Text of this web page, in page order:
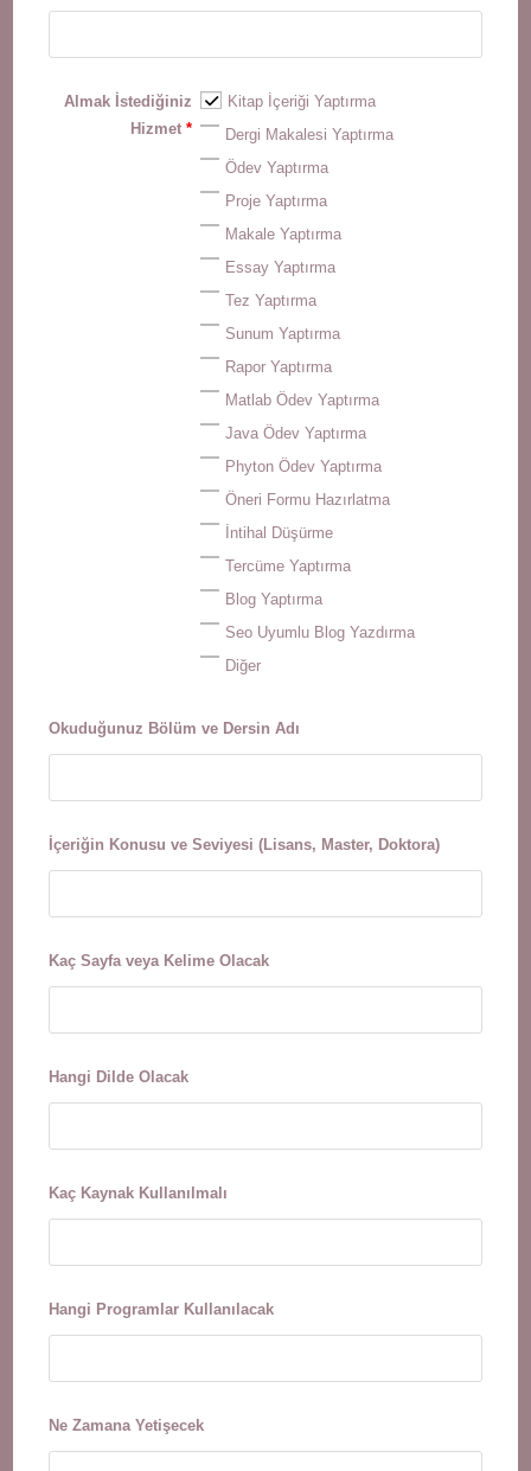
Almak İstediğiniz
Hizmet *
Kitap İçeriği Yaptırma
Dergi Makalesi Yaptırma
Ödev Yaptırma
Proje Yaptırma
Makale Yaptırma
Essay Yaptırma
Tez Yaptırma
Sunum Yaptırma
Rapor Yaptırma
Matlab Ödev Yaptırma
Java Ödev Yaptırma
Phyton Ödev Yaptırma
Öneri Formu Hazırlatma
İntihal Düşürme
Tercüme Yaptırma
Blog Yaptırma
Seo Uyumlu Blog Yazdırma
Diğer
Okuduğunuz Bölüm ve Dersin Adı
İçeriğin Konusu ve Seviyesi (Lisans, Master, Doktora)
Kaç Sayfa veya Kelime Olacak
Hangi Dilde Olacak
Kaç Kaynak Kullanılmalı
Hangi Programlar Kullanılacak
Ne Zamana Yetişecek